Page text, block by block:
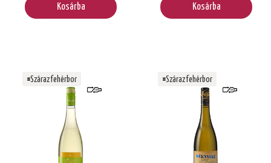
Kosárba Kosárba
#Száraz fehérbor #Száraz fehérbor